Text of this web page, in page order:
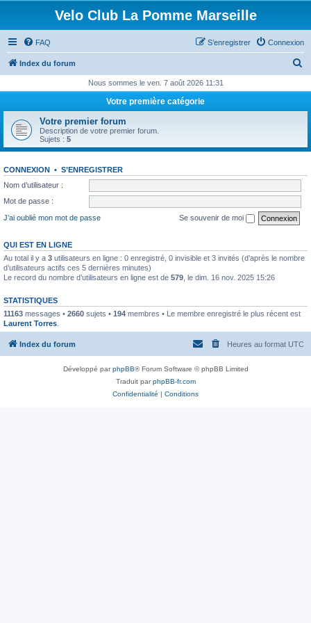
Velo Club La Pomme Marseille
FAQ Connexion
S’enregistrer
Index du forum
h
r
Nous sommes le ven. 7 août 2026 11:31
Votre première catégorie
Votre premier forum
Description de votre premier forum.
Sujets : 5
CONNEXION • S’ENREGISTRER
Nom d’utilisateur :
Mot de passe :
J’ai oublié mon mot de passe
Se souvenir de moi
QUI EST EN LIGNE
Au total il y a 3 utilisateurs en ligne : 0 enregistré, 0 invisible et 3 invités (d’après le nombre
d’utilisateurs actifs ces 5 dernières minutes)
Le record du nombre d’utilisateurs en ligne est de 579 , le dim. 16 nov. 2025 15:26
STATISTIQUES
11163 messages • 2660 sujets • 194 membres • Le membre enregistré le plus récent est
Laurent Torres
Index du forum Heures au format UTC
Développé parphpBB® Forum Software © phpBB Limited
Traduit parphpBB-fr.com
Confidentialité | Conditions